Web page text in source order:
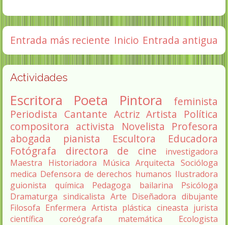
Entrada más reciente Entrada antigua
Inicio
Actividades
Escritora Poeta Pintora
feminista
Periodista Cantante Actriz Artista
Política
compositora activista Novelista
Profesora
abogada
pianista Escultora
Educadora
Fotógrafa
directora de cine
investigadora
Maestra
Historiadora Música Arquitecta Socióloga
medica Defensora de derechos humanos Ilustradora
guionista
química Pedagoga bailarina
Psicóloga
Dramaturga sindicalista Arte Diseñadora dibujante
Filosofa Enfermera Artista plástica cineasta jurista
científica
coreógrafa matemática
Ecologista